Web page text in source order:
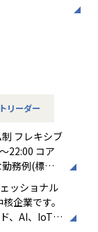
います。理
員が燃え続
献を果たす
データ蓄
BI(Busines
ウド、AI、
入から実行
いと考えて
も多く発生
ットフォー
通貫で関わ
開発だけでな
リーダー
ブ
コア
務例(標準
ムあり）
時間）
ッショナル
企業です。
、AI、IoTを